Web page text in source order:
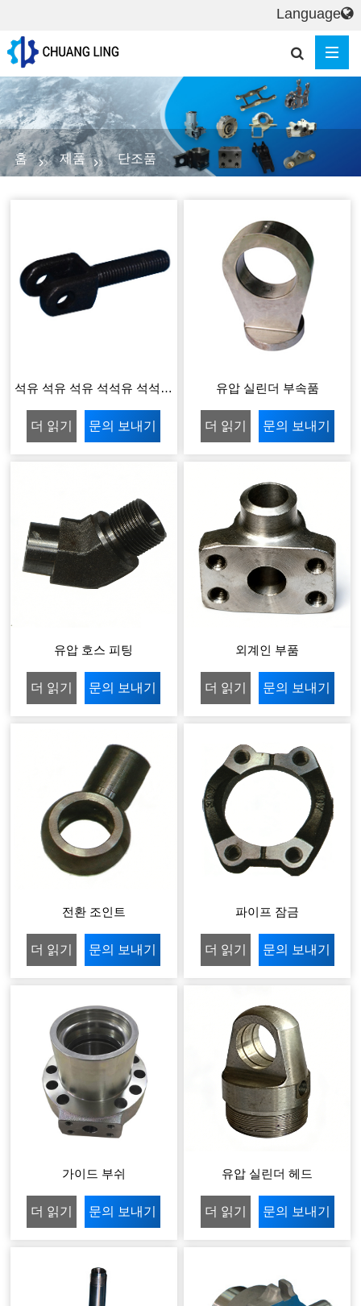
홈 제품 단조품
석유 석유 석유 석석유 석석유
벨브 액세서리 제품
더 읽기 문의 보내기
유압 실린더 부속품
더 읽기 문의 보내기
유압 호스 피팅
더 읽기 문의 보내기
외계인 부품
더 읽기 문의 보내기
전환 조인트
더 읽기 문의 보내기
파이프 잠금
더 읽기 문의 보내기
가이드 부쉬
더 읽기 문의 보내기
유압 실린더 헤드
더 읽기 문의 보내기
Language